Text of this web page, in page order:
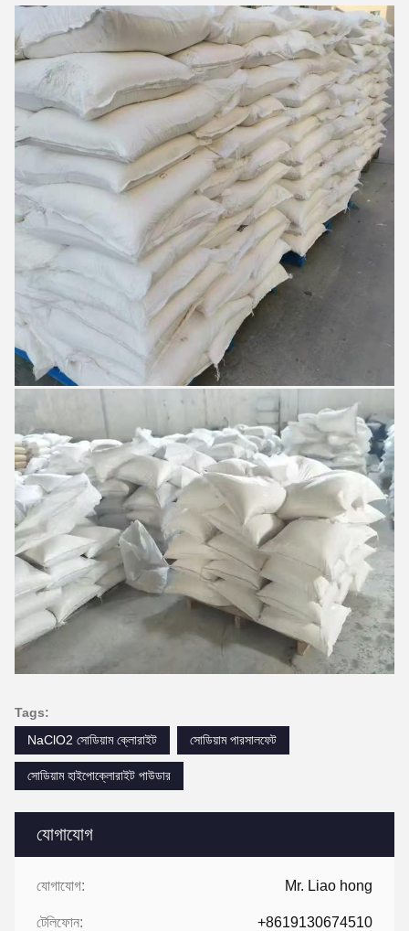
যোগাযোগ
যোগাযোগ: Mr. Liao hong
টেলিফোন: +8619130674510
Tags:
NaClO2 সোডিয়াম ক্লোরাইট
সোডিয়াম পারসালফেট
সোডিয়াম হাইপোক্লোরাইট পাউডার